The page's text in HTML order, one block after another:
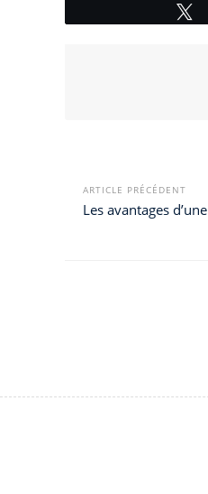
ARTICLE PRÉCÉDENT
Les avantages